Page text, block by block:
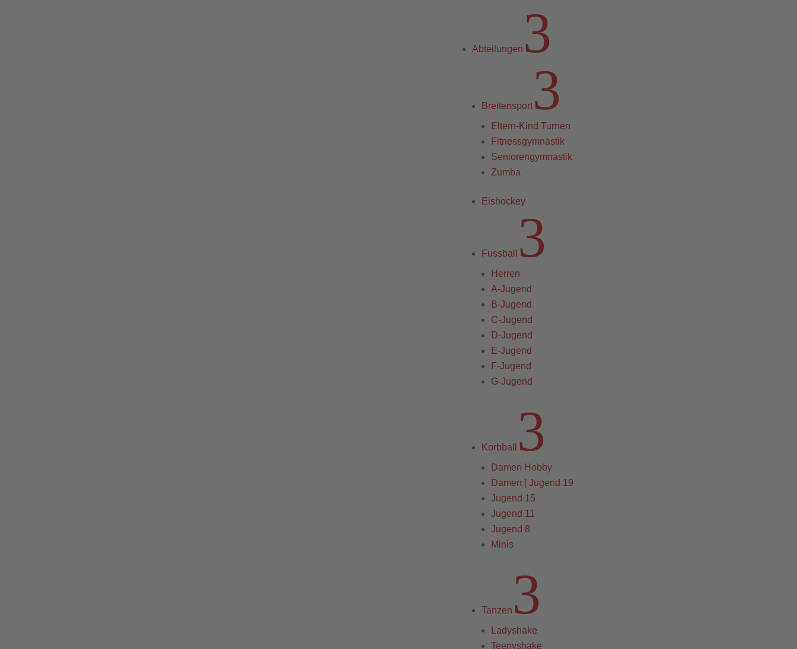
Abteilungen 3
Breitensport3
Eltern-Kind Turnen
Fitnessgymnastik
Seniorengymnastik
Zumba
Eishockey
Fussball 3
Herren
A-Jugend
B-Jugend
C-Jugend
D-Jugend
E-Jugend
F-Jugend
G-Jugend
Korbball 3
Damen Hobby
Damen | Jugend 19
Jugend 15
Jugend 11
Jugend 8
Minis
Tanzen 3
Ladyshake
Teenyshake